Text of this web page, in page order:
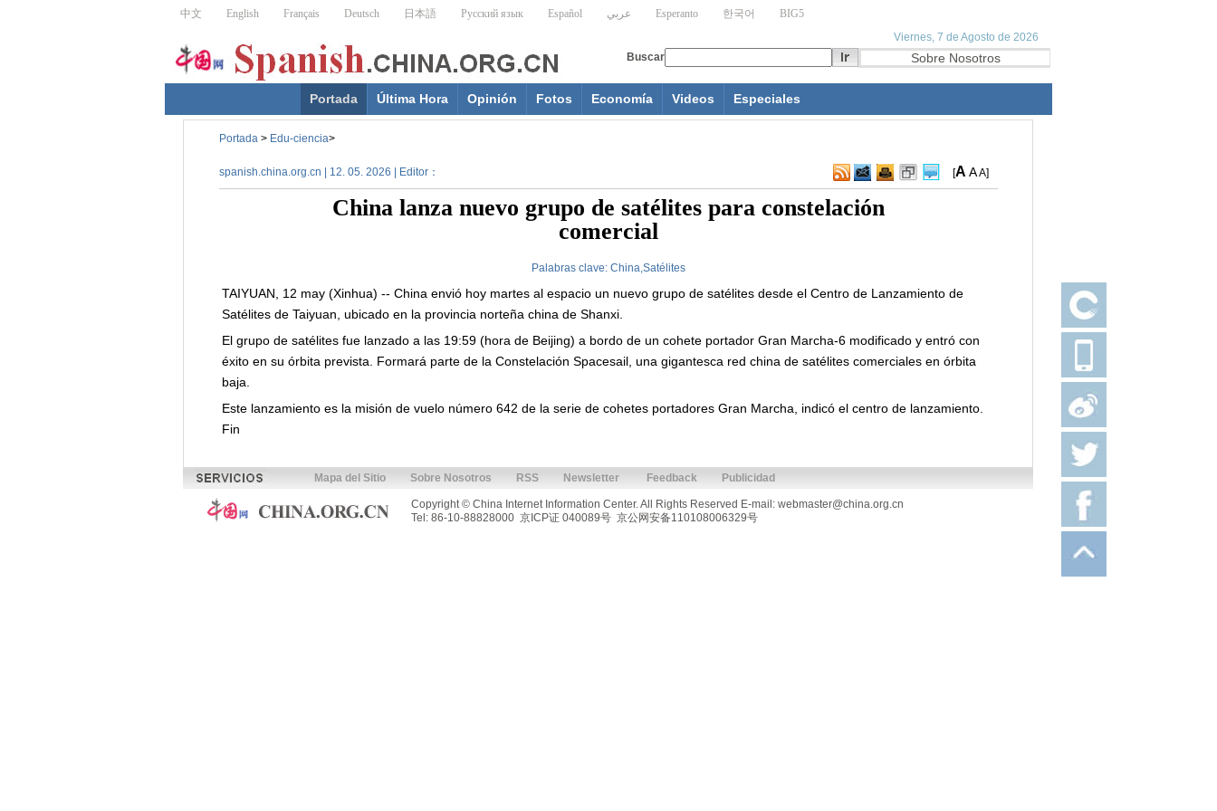
Portada Última Hora Opinión Fotos Economía Videos Especiales
Portada > Edu-ciencia>
spanish.china.org.cn | 12. 05. 2026 | Editor： [A AA]
China lanza nuevo grupo de satélites para constelación
comercial
Palabras clave: China,Satélites
TAIYUAN, 12 may (Xinhua) -- China envió hoy martes al espacio un nuevo grupo de satélites desde el Centro de Lanzamiento de
Satélites de Taiyuan, ubicado en la provincia norteña china de Shanxi.
El grupo de satélites fue lanzado a las 19:59 (hora de Beijing) a bordo de un cohete portador Gran Marcha-6 modificado y entró con
éxito en su órbita prevista. Formará parte de la Constelación Spacesail, una gigantesca red china de satélites comerciales en órbita
baja.
Este lanzamiento es la misión de vuelo número 642 de la serie de cohetes portadores Gran Marcha, indicó el centro de lanzamiento.
Fin